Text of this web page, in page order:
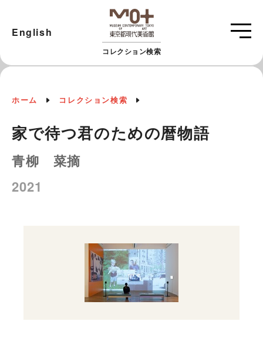
コレクション検索
English
ホーム コレクション検索
家で待つ君のための暦物語
青柳 菜摘
2021